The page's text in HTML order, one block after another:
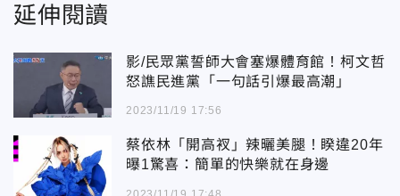
延伸閱讀
影/民眾黨誓師大會塞爆體育館！柯文哲
怒譙民進黨「一句話引爆最高潮」
2023/11/19 17:56
蔡依林「開高衩」辣曬美腿！睽違20年
曝1驚喜：簡單的快樂就在身邊